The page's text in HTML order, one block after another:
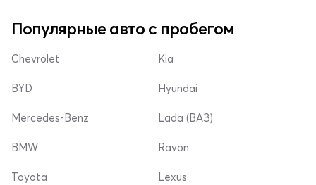
Популярные авто с пробегом
Chevrolet
BYD
Mercedes-Benz
Kia
Hyundai
Lada (ВАЗ)
BMW
Toyota
Ravon
Lexus